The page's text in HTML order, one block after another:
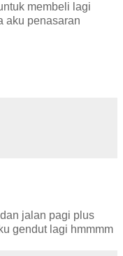
membeli lagi
aku penasaran
jalan pagi plus
gendut lagi hmmmm